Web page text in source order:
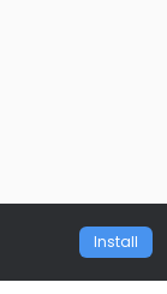
Install